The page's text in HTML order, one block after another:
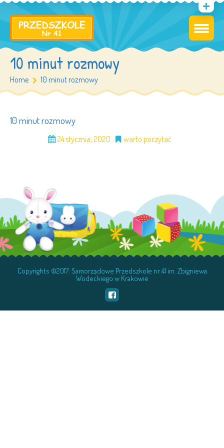
10 minut rozmowy
Home 10 minut rozmowy
10 minut rozmowy
24 stycznia, 2020 warto poczytać
Copyrights ©2017: Samorządowe Przedszkole nr 41 im. Zbigniewa
Wodeckiego w Krakowie